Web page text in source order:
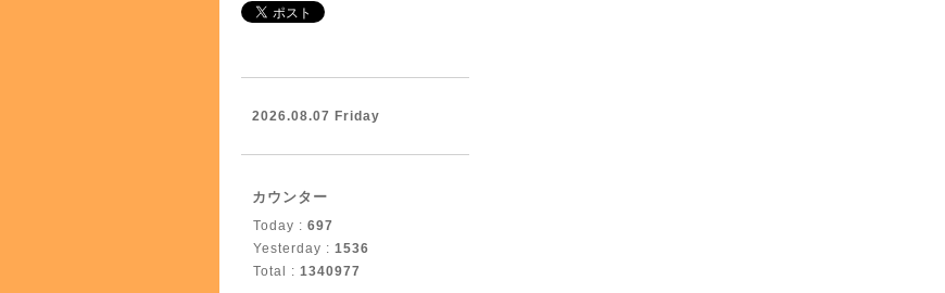
2026.08.07 Friday
カウンター
Today : 697
Yesterday : 1536
Total : 1340977